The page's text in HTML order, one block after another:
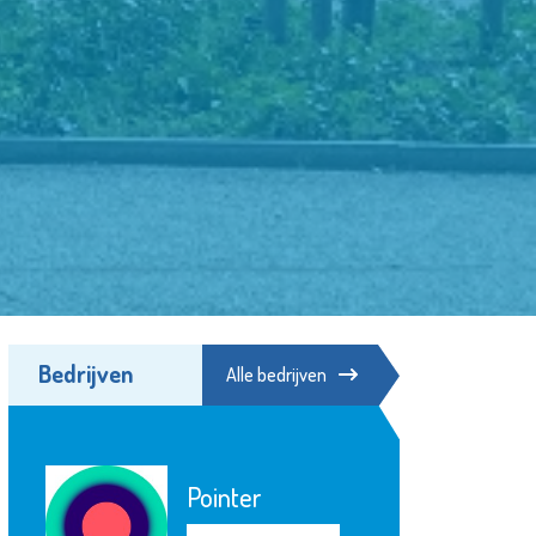
Bedrijven Alle bedrijven
Pointer